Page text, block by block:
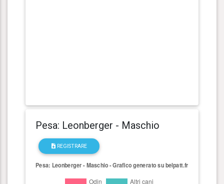
Pesa: Leonberger - Maschio
REGISTRARE